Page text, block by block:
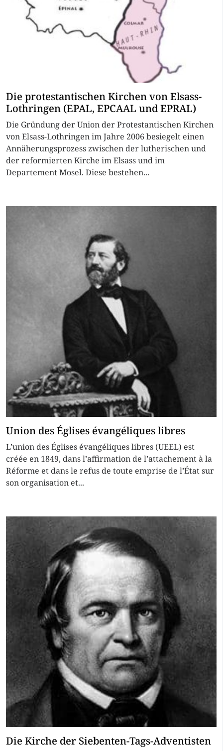
Die protestantischen Kirchen von Elsass-
Lothringen (EPAL, EPCAAL und EPRAL)
Die Gründung der Union der Protestantischen Kirchen
von Elsass-Lothringen im Jahre 2006 besiegelt einen
Annäherungsprozess zwischen der lutherischen und
der reformierten Kirche im Elsass und im
Departement Mosel. Diese bestehen...
Union des Églises évangéliques libres
L’union des Églises évangéliques libres (UEEL) est
créée en 1849, dans l’affirmation de l’attachement à la
Réforme et dans le refus de toute emprise de l’État sur
son organisation et...
Die Kirche der Siebenten-Tags-Adventisten